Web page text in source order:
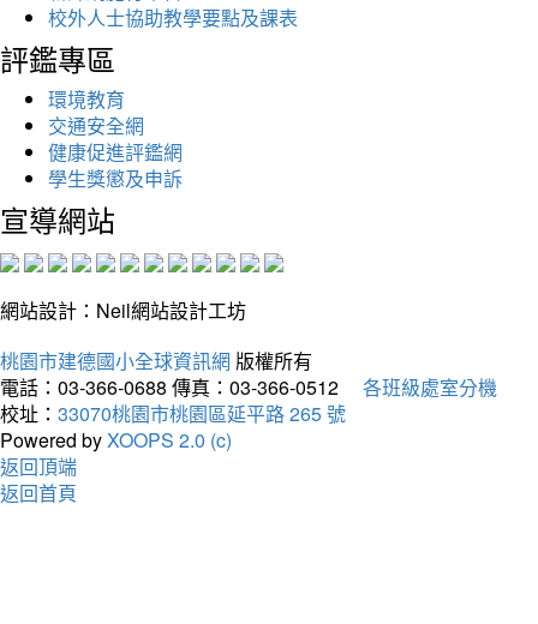
校外人士協助教學要點及課表
評鑑專區
環境教育
交通安全網
健康促進評鑑網
學生獎懲及申訴
宣導網站
網站設計：Neil網站設計工坊
桃園市建德國小全球資訊網 版權所有
電話：03-366-0688 傳真：03-366-0512
各班級處室分機
校址： 33070桃園市桃園區延平路 265 號
Powered byXOOPS 2.0 (c)
返回頂端
返回首頁